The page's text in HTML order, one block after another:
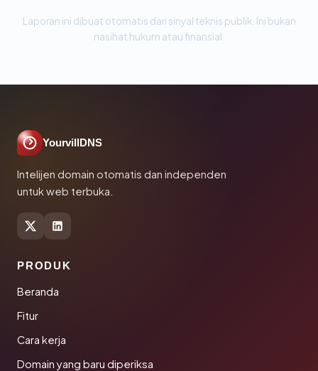
Laporan ini dibuat otomatis dari sinyal teknis publik. Ini bukan
nasihat hukum atau finansial.
YourvillDNS
Intelijen domain otomatis dan independen
untuk web terbuka.
PRODUK
Beranda
Fitur
Cara kerja
Domain yang baru diperiksa